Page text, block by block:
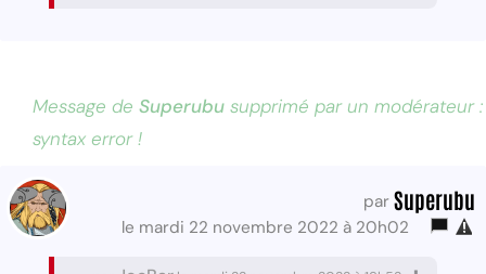
Message de Superubu supprimé par un modérateur :
syntax error !
par Superubu
le mardi 22 novembre 2022 à 20h02